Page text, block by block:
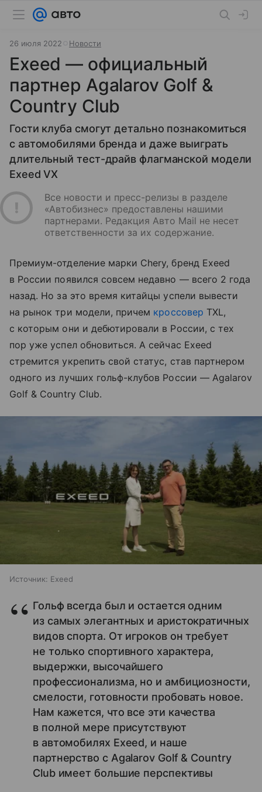
26 июля 2022 Новости
Exeed — официальный
партнер Agalarov Golf &
Country Club
Гости клуба смогут детально познакомиться
с автомобилями бренда и даже выиграть
длительный тест-драйв флагманской модели
Exeed VX
Все новости и пресс-релизы в разделе
«Автобизнес» предоставлены нашими
партнерами. Редакция Авто Mail не несет
ответственности за их содержание.
Премиум-отделение марки Chery, бренд Exeed
в России появился совсем недавно — всего 2 года
назад. Но за это время китайцы успели вывести
на рынок три модели, причем кроссовер TXL,
с которым они и дебютировали в России, с тех
пор уже успел обновиться. А сейчас Exeed
стремится укрепить свой статус, став партнером
одного из лучших гольф-клубов России — Agalarov
Golf & Country Club.
Источник: Exeed
Гольф всегда был и остается одним
из самых элегантных и аристократичных
видов спорта. От игроков он требует
не только спортивного характера,
выдержки, высочайшего
профессионализма, но и амбициозности,
смелости, готовности пробовать новое.
Нам кажется, что все эти качества
в полной мере присутствуют
в автомобилях Exeed, и наше
партнерство с Agalarov Golf & Country
Club имеет большие перспективы